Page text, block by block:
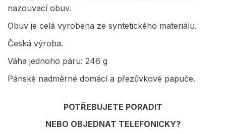
nazouvací obuv.
Obuv je celá vyrobena ze syntetického materiálu.
Česká výroba.
Váha jednoho páru: 246 g
Pánské nadměrné domácí a přezůvkové papuče.
POTŘEBUJETE PORADIT
NEBO OBJEDNAT TELEFONICKY?